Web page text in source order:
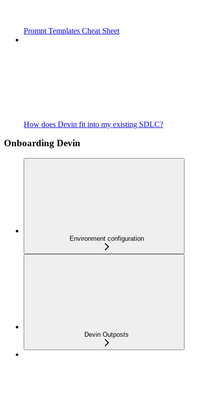
Prompt Templates Cheat Sheet
How does Devin fit into my existing SDLC?
Onboarding Devin
Environment configuration
Devin Outposts